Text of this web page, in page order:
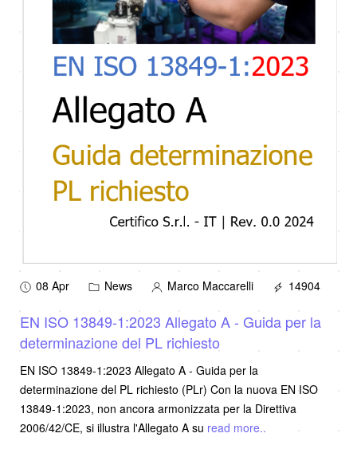
08 Apr News Marco Maccarelli 14904
EN ISO 13849-1:2023 Allegato A - Guida per la
determinazione del PL richiesto
EN ISO 13849-1:2023 Allegato A - Guida per la
determinazione del PL richiesto (PLr) Con la nuova EN ISO
13849-1:2023, non ancora armonizzata per la Direttiva
2006/42/CE, si illustra l'Allegato A su read more..